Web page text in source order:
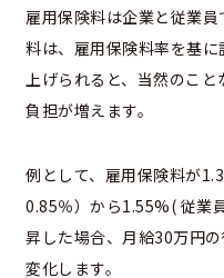
雇用保険料は企業と従業
料は、雇用保険料率を基
上げられると、当然のこ
負担が増えます。
例として、雇用保険料が
0.85％）から1.55%( 従
昇した場合、月給30万円
変化します。